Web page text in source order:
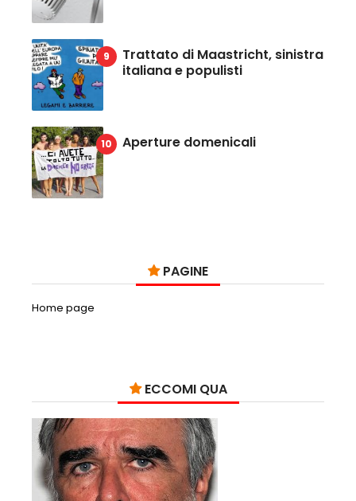
Trattato di Maastricht, sinistra
italiana e populisti
Aperture domenicali
PAGINE
Home page
ECCOMI QUA